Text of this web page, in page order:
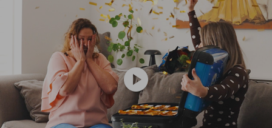
play_circle